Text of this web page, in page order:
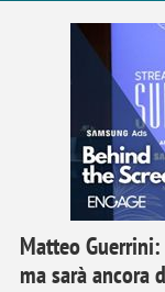
Matteo Guerrini:
ma sarà ancora